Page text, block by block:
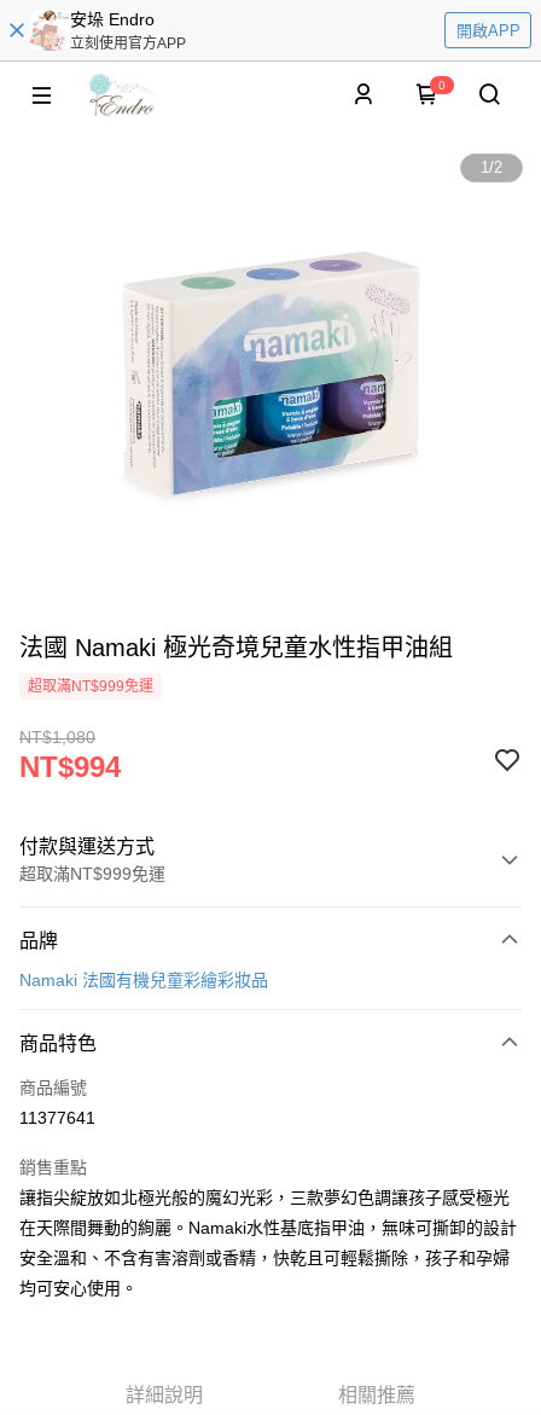
安垛 Endro
立刻使用官方APP
開啟APP
0
1/2
法國 Namaki 極光奇境兒童水性指甲油組
超取滿NT$999免運
NT$1,080
NT$994
付款與運送方式
超取滿NT$999免運
信用卡一次付款
3 期 0 利率 每期
合作金庫商業銀行
上海商業儲蓄銀行
臺灣中小企業銀行
匯豐（台灣）商業銀行
華泰商業銀行
聯邦商業銀行
遠東國際商業銀行
元大商業銀行
永豐商業銀行
玉山商業銀行
超商取貨付款
LINE Pay
Apple Pay
悠遊付
Google Pay
品牌
Namaki 法國有機兒童彩繪彩妝品
商品特色
商品編號
11377641
銷售重點
讓指尖綻放如北極光般的魔幻光彩，三款夢幻色調讓孩子感受極光
在天際間舞動的絢麗。Namaki水性基底指甲油，無味可撕卸的設計
安全溫和、不含有害溶劑或香精，快乾且可輕鬆撕除，孩子和孕婦
均可安心使用。
詳細說明 相關推薦